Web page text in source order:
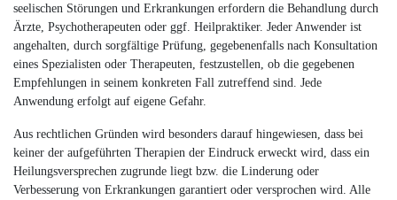
seelischen Störungen und Erkrankungen erfordern die Behandlung durch
Ärzte, Psychotherapeuten oder ggf. Heilpraktiker. Jeder Anwender ist
angehalten, durch sorgfältige Prüfung, gegebenenfalls nach Konsultation
eines Spezialisten oder Therapeuten, festzustellen, ob die gegebenen
Empfehlungen in seinem konkreten Fall zutreffend sind. Jede
Anwendung erfolgt auf eigene Gefahr.
Aus rechtlichen Gründen wird besonders darauf hingewiesen, dass bei
keiner der aufgeführten Therapien der Eindruck erweckt wird, dass ein
Heilungsversprechen zugrunde liegt bzw. die Linderung oder
Verbesserung von Erkrankungen garantiert oder versprochen wird. Alle